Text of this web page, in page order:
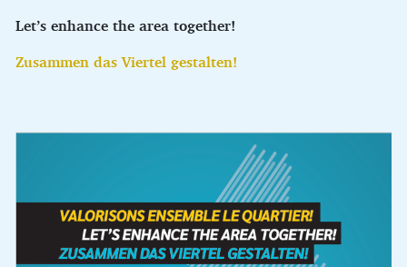
Let’s enhance the area together!
Zusammen das Viertel gestalten!